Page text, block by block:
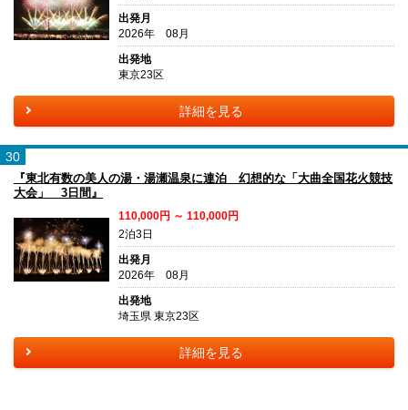
出発月
2026年 08月
出発地
東京23区
詳細を見る
30
『東北有数の美人の湯・湯瀬温泉に連泊 幻想的な「大曲全国花火競技
大会」 3日間』
110,000円 ～ 110,000円
2泊3日
出発月
2026年 08月
出発地
埼玉県 東京23区
詳細を見る